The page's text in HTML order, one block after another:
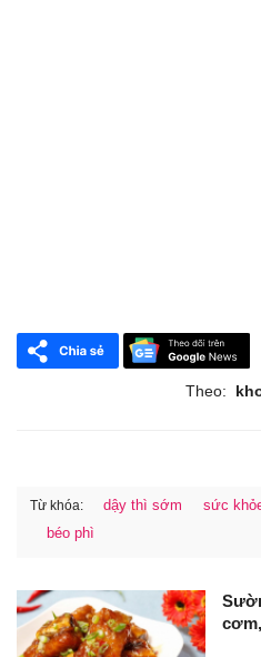
Theo:
Từ khóa: dậy thì sớm sức
béo phì